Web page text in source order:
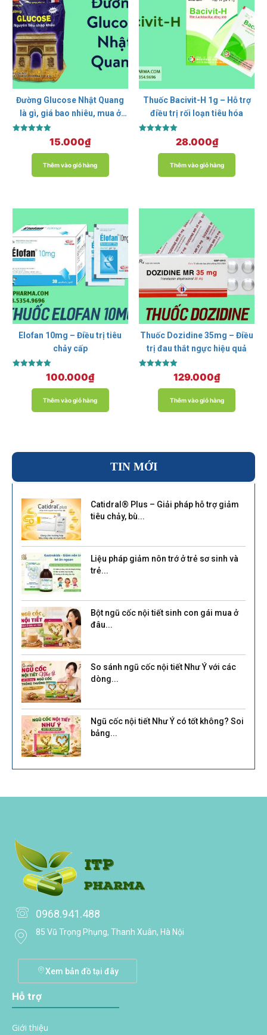
Đường Glucose Nhật Quang
là gì, giá bao nhiêu, mua ở
5.00
15.000₫
Thêm vào giỏ hàng
Thuốc Bacivit-H 1g – Hỗ trợ
điều trị rối loạn tiêu hóa
5.00
28.000₫
Thêm vào giỏ hàng
Elofan 10mg – Điều trị tiêu
chảy cấp
Được xếp
5.00
100.000₫
Thêm vào giỏ hàng
Thuốc Dozidine 35mg – Điều
trị đau thắt ngực hiệu quả
5.00
129.000₫
Thêm vào giỏ hàng
TIN MỚI
Catidral® Plus – Giải pháp hỗ trợ giảm
tiêu chảy, bù...
Liệu pháp giảm nôn trớ ở trẻ sơ sinh và
trẻ...
Bột ngũ cốc nội tiết sinh con gái mua ở
đâu...
So sánh ngũ cốc nội tiết Như Ý với các
dòng...
Ngũ cốc nội tiết Như Ý có tốt không? Soi
bảng...
0968.941.488
85 Vũ Trọng Phụng, Thanh Xuân, Hà Nội
Xem bản đồ tại đây
Hỗ trợ
Giới thiệu